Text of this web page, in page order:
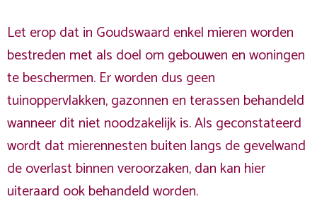
Let erop dat in Goudswaard enkel mieren worden
bestreden met als doel om gebouwen en woningen
te beschermen. Er worden dus geen
tuinoppervlakken, gazonnen en terassen behandeld
wanneer dit niet noodzakelijk is. Als geconstateerd
wordt dat mierennesten buiten langs de gevelwand
de overlast binnen veroorzaken, dan kan hier
uiteraard ook behandeld worden.